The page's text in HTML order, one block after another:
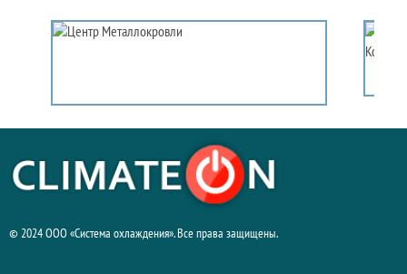
© 2024 ООО «Система охлаждения». Все права защищены.